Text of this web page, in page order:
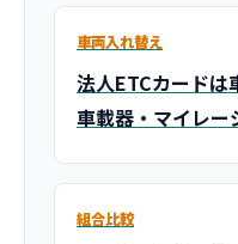
車両入れ替え
法人ETCカードは
車載器・マイレー
組合比較